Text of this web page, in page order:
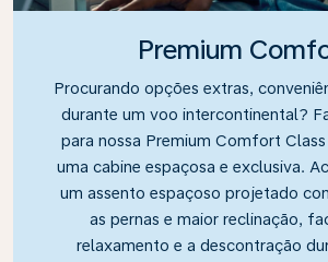
Premium
Procurando opções extras,
durante um voo intercontinental?
para nossa Premium Comfort
uma cabine espaçosa e exclusiva.
um assento espaçoso projetado
as pernas e maior reclinação,
relaxamento e a descontração